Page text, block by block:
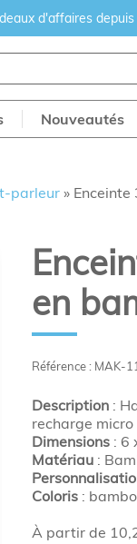
d'affaires
Nouveautés
parleur »
Référence : MAK-
À partir de
en
Description:
recharge
Dimensions: 6
Matériau:
Coloris: